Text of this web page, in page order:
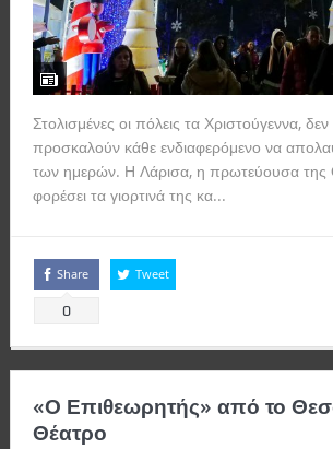
Στολισμένες οι πόλεις τα Χριστούγεννα,
προσκαλούν κάθε ενδιαφερόμενο να
των ημερών. Η Λάρισα, η πρωτεύουσα της
φορέσει τα γιορτινά της κα...
Share
0
Tweet
«Ο Επιθεωρητής» από το
Θέατρο